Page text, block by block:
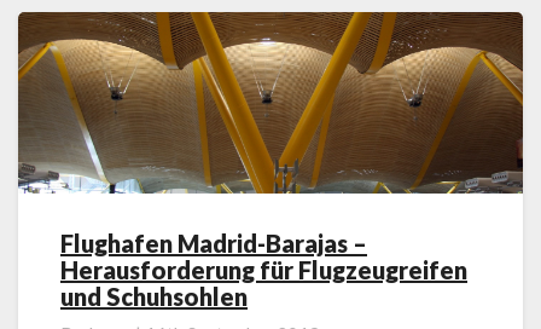
Flughafen
Madrid-
Barajas
Flughafen Madrid-Barajas –
Herausforderung für Flugzeugreifen
und Schuhsohlen